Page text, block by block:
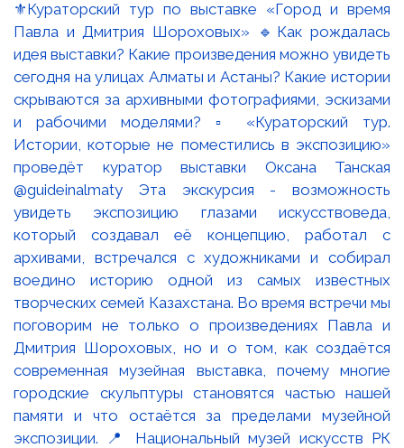
⚜️Кураторский тур по выставке «Город и время
Павла и Дмитрия Шороховых» 🔹Как рождалась
идея выставки? Какие произведения можно увидеть
сегодня на улицах Алматы и Астаны? Какие истории
скрываются за архивными фотографиями, эскизами
и рабочими моделями? ▫️ «Кураторский тур.
Истории, которые не поместились в экспозицию»
проведёт куратор выставки Оксана Танская
@guideinalmaty Эта экскурсия - возможность
увидеть экспозицию глазами искусствоведа,
который создавал её концепцию, работал с
архивами, встречался с художниками и собирал
воедино историю одной из самых известных
творческих семей Казахстана. Во время встречи мы
поговорим не только о произведениях Павла и
Дмитрия Шороховых, но и о том, как создаётся
современная музейная выставка, почему многие
городские скульптуры становятся частью нашей
памяти и что остаётся за пределами музейной
экспозиции. 📍 Национальный музей искусств РК